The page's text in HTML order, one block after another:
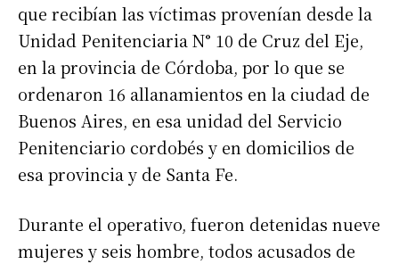
que recibían las víctimas provenían desde la
Unidad Penitenciaria N° 10 de Cruz del Eje,
en la provincia de Córdoba, por lo que se
ordenaron 16 allanamientos en la ciudad de
Buenos Aires, en esa unidad del Servicio
Penitenciario cordobés y en domicilios de
esa provincia y de Santa Fe.
Durante el operativo, fueron detenidas nueve
mujeres y seis hombre, todos acusados de